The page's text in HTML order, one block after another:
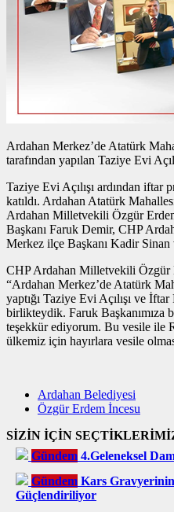
Ardahan Merkez’de Atatürk
tarafından yapılan Taziye Evi
Taziye Evi Açılışı ardından iftar
katıldı. Ardahan Atatürk
Ardahan Milletvekili Özgür
Başkanı Faruk Demir, CHP
Merkez ilçe Başkanı Kadir Sinan
CHP Ardahan Milletvekili Özgür
“Ardahan Merkez’de Atatürk
yaptığı Taziye Evi Açılışı ve
birlikteydik. Faruk Başkanımıza
teşekkür ediyorum. Bu vesile ile
ülkemiz için hayırlara vesile
Ardahan Belediyesi
Özgür Erdem İncesu
SİZİN İÇİN
Gündem 4.Geleneksel
Gündem Kars
Güçlendiriliyor